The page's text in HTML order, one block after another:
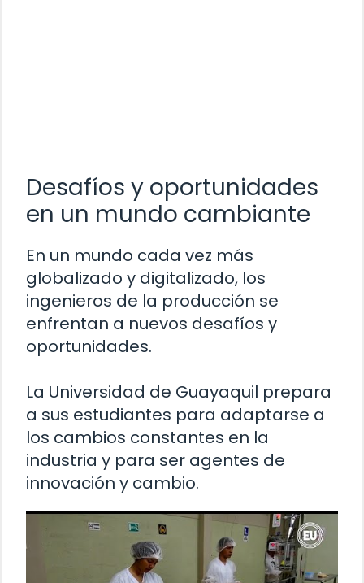
Desafíos y oportunidades
en un mundo cambiante
En un mundo cada vez más
globalizado y digitalizado, los
ingenieros de la producción se
enfrentan a nuevos desafíos y
oportunidades.
La Universidad de Guayaquil prepara
a sus estudiantes para adaptarse a
los cambios constantes en la
industria y para ser agentes de
innovación y cambio.